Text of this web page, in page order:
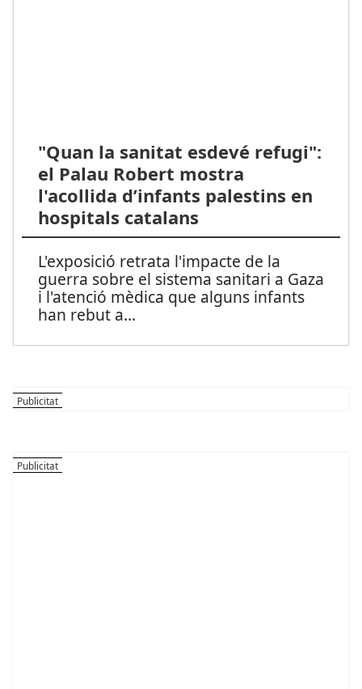
"Quan la sanitat esdevé refugi":
el Palau Robert mostra
l'acollida d’infants palestins en
hospitals catalans
L'exposició retrata l'impacte de la
guerra sobre el sistema sanitari a Gaza
i l'atenció mèdica que alguns infants
han rebut a...